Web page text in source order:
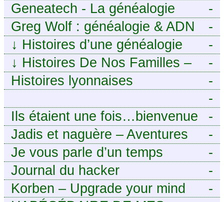
-
Geneatech - La généalogie
numérique à portée de tous
-
Greg Wolf : généalogie & ADN
-
↓ Histoires d’une généalogie
Léonarde
-
↓ Histoires De Nos Familles –
Blog de généalogie
-
Histoires lyonnaises
-
https://
-
Ils étaient une fois…bienvenue
chez mes ancêtres. – Une
histoire tourangelle, mais pas
seulement.
-
Jadis et naguère – Aventures
généalogiques de l’Atlantique
aux contreforts des Alpes
-
Je vous parle d’un temps
-
Journal du hacker
-
Korben – Upgrade your mind